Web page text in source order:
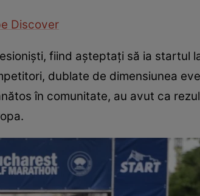
Discover
fiind așteptați să ia startul
dublate de dimensiunea
în comunitate, au avut ca